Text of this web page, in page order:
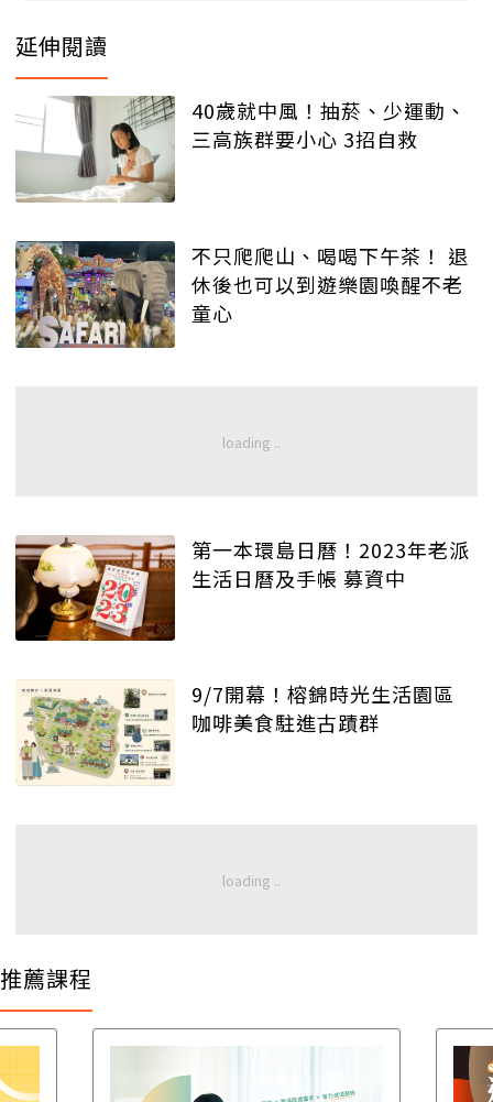
延伸閱讀
40歲就中風！抽菸、少運動、
三高族群要小心 3招自救
不只爬爬山、喝喝下午茶！ 退
休後也可以到遊樂園喚醒不老
童心
第一本環島日曆！2023年老派
生活日曆及手帳 募資中
9/7開幕！榕錦時光生活園區
咖啡美食駐進古蹟群
推薦課程